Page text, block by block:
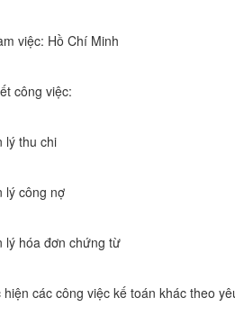
việc: Hồ Chí Minh
công việc:
lý thu chi
lý công nợ
lý hóa đơn chứng từ
các công việc kế toán khác theo